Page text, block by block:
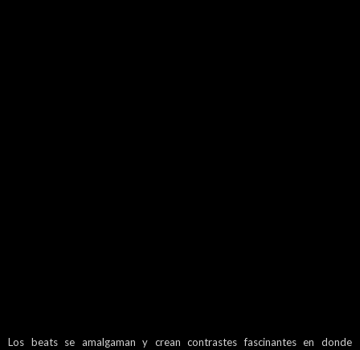
Los beats se amalgaman y crean contrastes fascinantes en donde